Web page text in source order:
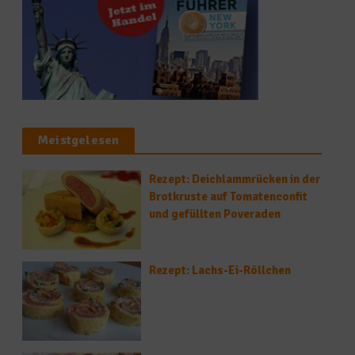
Meistgelesen
Rezept: Deichlammrücken in der
Brotkruste auf Tomatenconfit
und gefüllten Poveraden
Rezept: Lachs-Ei-Röllchen